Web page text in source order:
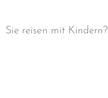
Sie reisen mit Kindern?